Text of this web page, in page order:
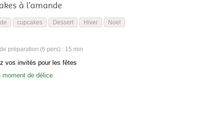
à l’amande
cupcakes Dessert Hiver Noel
préparation (6 pers) : 15 min
vos invités pour les fêtes
moment de délice